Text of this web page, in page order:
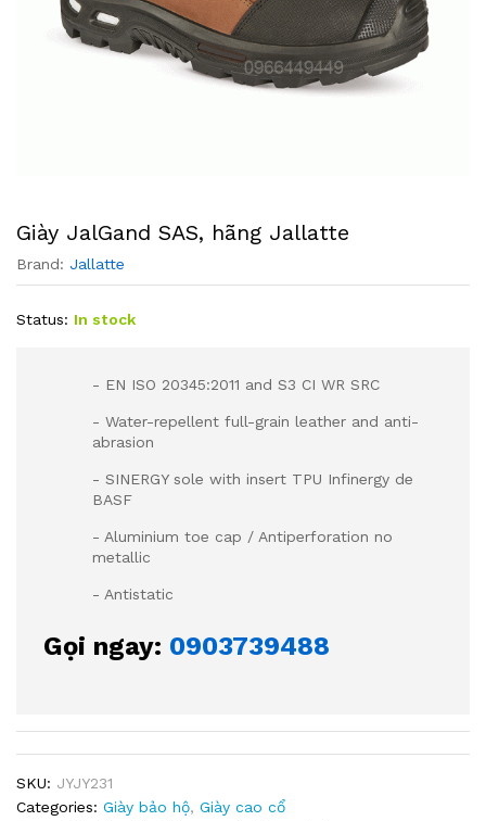
Giày JalGand SAS, hãng Jallatte
Brand: Jallatte
Status: In stock
- EN ISO 20345:2011 and S3 CI WR SRC
- Water-repellent full-grain leather and anti-
abrasion
- SINERGY sole with insert TPU Infinergy de
BASF
- Aluminium toe cap / Antiperforation no
metallic
- Antistatic
Gọi ngay: 0903739488
SKU: JYJY231
Categories: Giày bảo hộ, Giày cao cổ